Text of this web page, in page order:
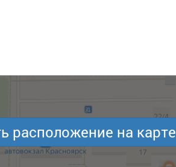
расположение на карте